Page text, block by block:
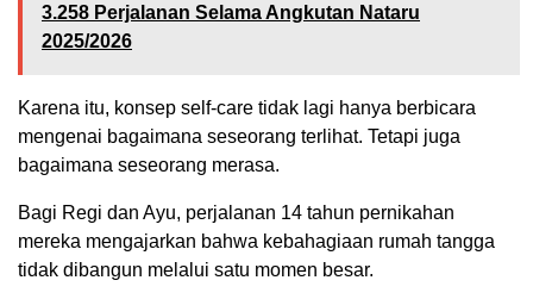
3.258 Perjalanan Selama Angkutan Nataru
2025/2026
Karena itu, konsep self-care tidak lagi hanya berbicara
mengenai bagaimana seseorang terlihat. Tetapi juga
bagaimana seseorang merasa.
Bagi Regi dan Ayu, perjalanan 14 tahun pernikahan
mereka mengajarkan bahwa kebahagiaan rumah tangga
tidak dibangun melalui satu momen besar.